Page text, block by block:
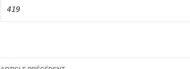
419
Navigation